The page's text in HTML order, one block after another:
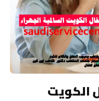
الكويت